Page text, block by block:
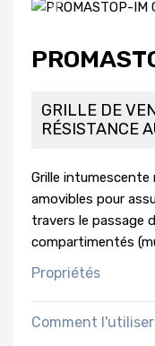
Anterior
GRILLE DE
RÉSISTANCE
Grille intumescente
amovibles pour
travers le passage
compartimentés
Propriétés
Comment l'utiliser